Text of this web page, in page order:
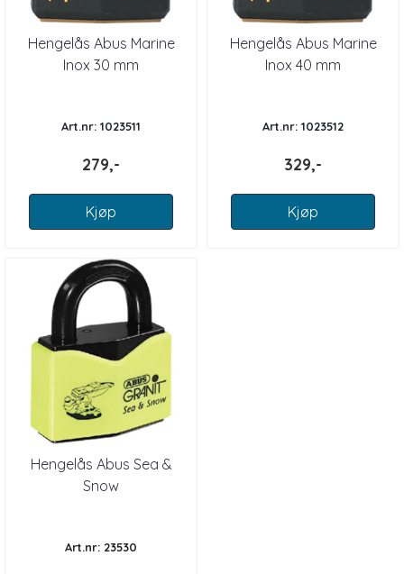
Hengelås Abus Marine
Inox 30 mm
Art.nr: 1023511
279,-
Kjøp
Hengelås Abus Marine
Inox 40 mm
Art.nr: 1023512
329,-
Kjøp
Hengelås Abus Sea &
Snow
Art.nr: 23530